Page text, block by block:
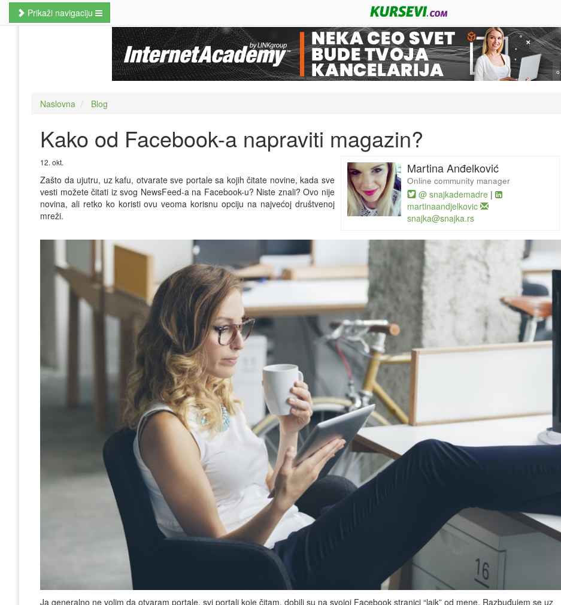
Prikaži navigaciju
Kursevi računara
MBA studije
Prekvalifikacije i zanati
Hobi kursevi
Nauči odmah
Naslovna Blog
Kako od Facebook-a napraviti magazin?
Martina Anđelković
Online community manager
@ snajkademadre |
martinaandjelkovic
snajka@snajka.rs
12. okt.
Zašto da ujutru, uz kafu, otvarate sve portale sa kojih čitate novine, kada sve
vesti možete čitati iz svog NewsFeed-a na Facebook-u? Niste znali? Ovo nije
novina, ali retko ko koristi ovu veoma korisnu opciju na najvećoj društvenoj
mreži.
Ja generalno ne volim da otvaram portale, svi portali koje čitam, dobili su na svojoj Facebook stranici “lajk” od mene. Razbuđujem se uz